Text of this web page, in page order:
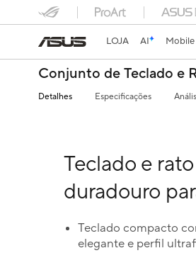
LOJA AI
Conjunto de Teclado e
Detalhes Especificações
Teclado e
duradouro
Teclado compacto
elegante e perfil